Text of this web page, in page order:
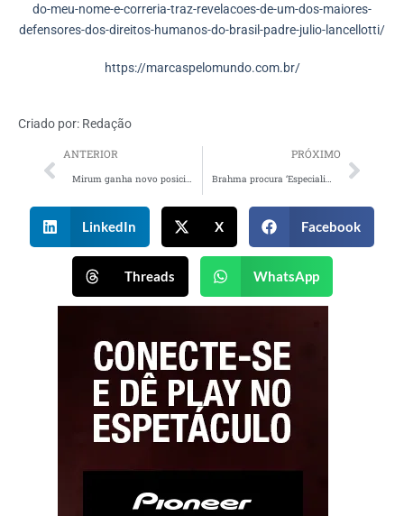
do-meu-nome-e-correria-traz-revelacoes-de-um-dos-maiores-
defensores-dos-direitos-humanos-do-brasil-padre-julio-lancellotti/
https://marcaspelomundo.com.br/
Criado por: Redação
ANTERIOR PRÓXIMO
LinkedIn X Facebook
Threads WhatsApp